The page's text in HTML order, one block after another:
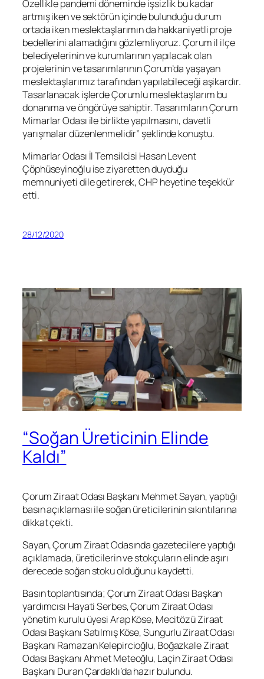
Özellikle pandemi döneminde işsizlik bu kadar
artmış iken ve sektörün içinde bulunduğu durum
ortada iken meslektaşlarımın da hakkaniyetli proje
bedellerini alamadığını gözlemliyoruz. Çorum il ilçe
belediyelerinin ve kurumlarının yapılacak olan
projelerinin ve tasarımlarının Çorum’da yaşayan
meslektaşlarımız tarafından yapılabileceği aşikardır.
Tasarlanacak işlerde Çorumlu meslektaşlarım bu
donanıma ve öngörüye sahiptir. Tasarımların Çorum
Mimarlar Odası ile birlikte yapılmasını, davetli
yarışmalar düzenlenmelidir” şeklinde konuştu.
Mimarlar Odası İl Temsilcisi Hasan Levent
Çöphüseyinoğlu ise ziyaretten duyduğu
memnuniyeti dile getirerek, CHP heyetine teşekkür
etti.
28/12/2020
“Soğan Üreticinin Elinde
Kaldı”
Çorum Ziraat Odası Başkanı Mehmet Sayan, yaptığı
basın açıklaması ile soğan üreticilerinin sıkıntılarına
dikkat çekti.
Sayan, Çorum Ziraat Odasında gazetecilere yaptığı
açıklamada, üreticilerin ve stokçuların elinde aşırı
derecede soğan stoku olduğunu kaydetti.
Basın toplantısında; Çorum Ziraat Odası Başkan
yardımcısı Hayati Serbes, Çorum Ziraat Odası
yönetim kurulu üyesi Arap Köse, Mecitözü Ziraat
Odası Başkanı Satılmış Köse, Sungurlu Ziraat Odası
Başkanı Ramazan Kelepircioğlu, Boğazkale Ziraat
Odası Başkanı Ahmet Meteoğlu, Laçin Ziraat Odası
Başkanı Duran Çardaklı’da hazır bulundu.